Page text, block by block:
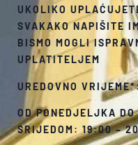
UKOLIKO
SVAKAKO NAPIŠITE
BISMO MOGLI
UPLATITELJEM
UREDOVNO
OD PONEDJELJKA
SRIJEDOM: 19:00 –